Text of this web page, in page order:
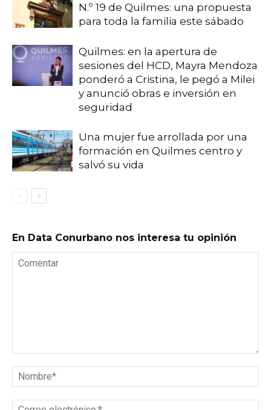
N.º 19 de Quilmes: una propuesta
para toda la familia este sábado
Quilmes: en la apertura de
sesiones del HCD, Mayra Mendoza
ponderó a Cristina, le pegó a Milei
y anunció obras e inversión en
seguridad
Una mujer fue arrollada por una
formación en Quilmes centro y
salvó su vida
En Data Conurbano nos interesa tu opinión